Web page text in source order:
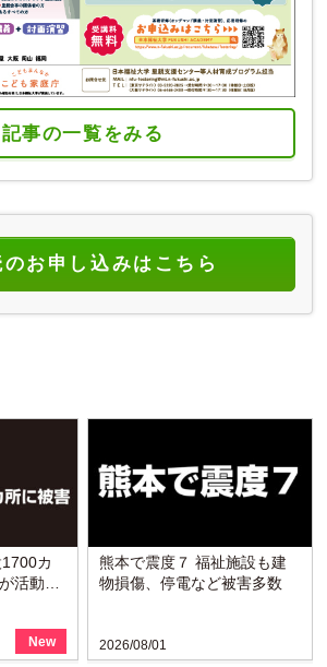
記事の一覧をみる
のお申し込みはこちら
New
カ
活動開
2026/08/01
熊本で震度７ 福祉施設も建
物損傷、停電など被害多数